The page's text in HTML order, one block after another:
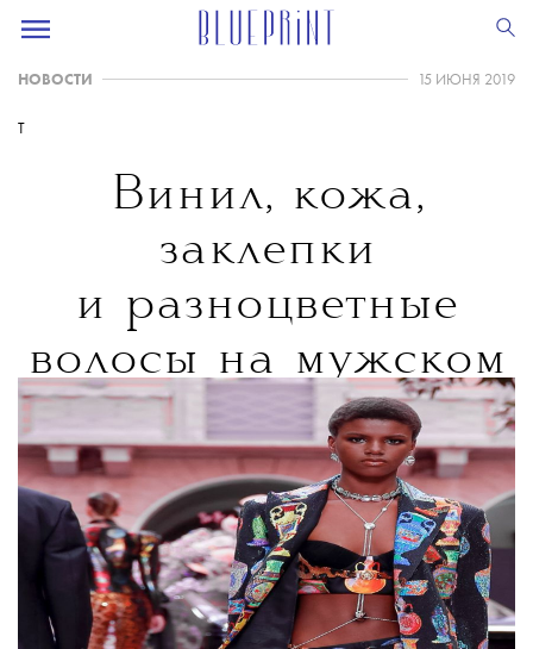
НОВОСТИ 15 ИЮНЯ 2019
T
Винил, кожа,
заклепки
и разноцветные
волосы на мужском
показе Versace